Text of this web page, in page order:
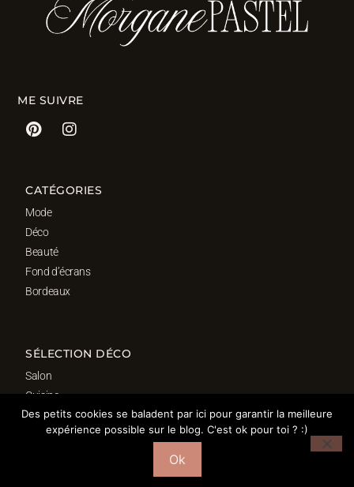
ME SUIVRE
CATÉGORIES
Mode
Déco
Beauté
Fond d’écrans
Bordeaux
SÉLECTION DÉCO
Salon
Cuisine
Salle de bain
Chambre
Des petits cookies se baladent par ici pour garantir la meilleure
expérience possible sur le blog. C'est ok pour toi ? :)
Ok